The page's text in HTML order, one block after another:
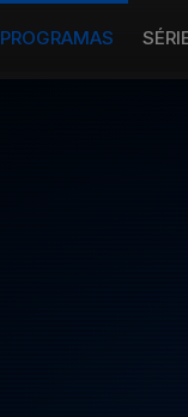
PROGRAMAS